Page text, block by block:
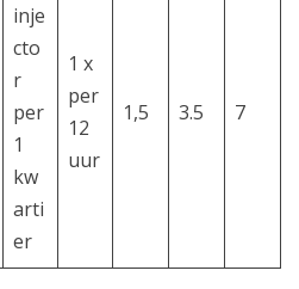
inje
cto
r
per
1
kw
arti
er
1 x
per
12
uur
1,5 3.5 7